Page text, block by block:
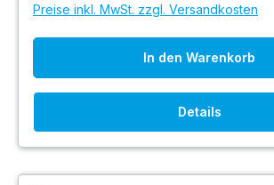
Preise inkl. MwSt. zzgl. Versandkosten
In den Warenkorb
Details